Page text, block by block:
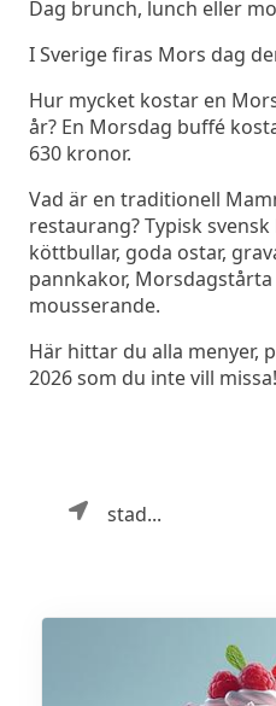
Dag brunch, lunch eller
I Sverige firas Mors dag
Hur mycket kostar en
år? En Morsdag buffé
630 kronor.
Vad är en traditionell
restaurang? Typisk
köttbullar, goda ostar,
pannkakor,
mousserande.
Här hittar du alla menyer,
2026 som du inte vill missa!
stad...